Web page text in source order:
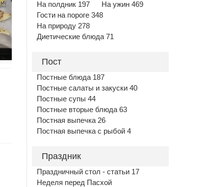
На полдник 197
На ужин 469
Гости на пороге 348
На природу 278
Диетические блюда 71
Пост
Постные блюда 187
Постные салаты и закуски 40
Постные супы 44
Постные вторые блюда 63
Постная выпечка 26
Постная выпечка с рыбой 4
Праздник
Праздничный стол - статьи 17
Неделя перед Пасхой